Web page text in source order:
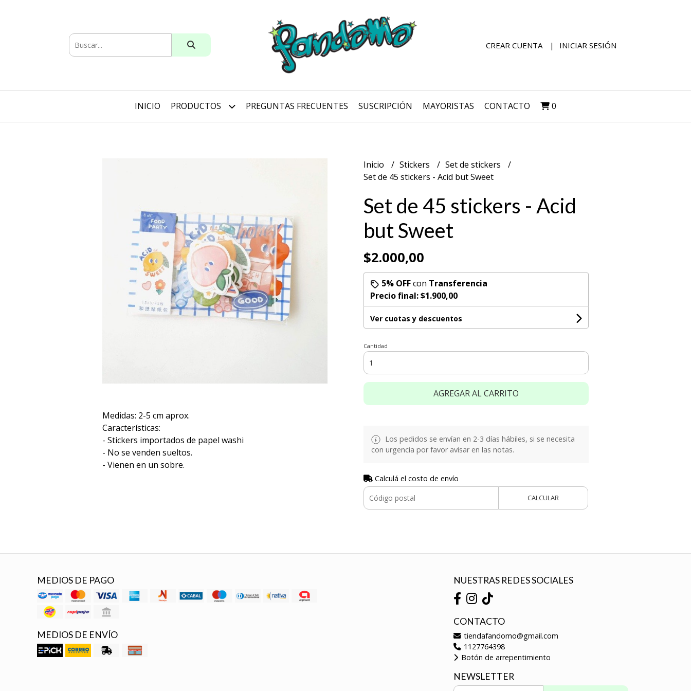
CREAR CUENTA INICIAR SESIÓN
INICIO PRODUCTOS PREGUNTAS FRECUENTES SUSCRIPCIÓN MAYORISTAS CONTACTO 0
Medidas: 2-5 cm aprox.
Características:
- Stickers importados de papel washi
- No se venden sueltos.
- Vienen en un sobre.
Inicio Stickers
Set de stickers
Set de 45 stickers - Acid but Sweet
Set de 45 stickers - Acid
but Sweet
$2.000,00
5% OFFcon Transferencia
Precio final:$1.900,00
Ver cuotas y descuentos
Cantidad
AGREGAR AL CARRITO
Los pedidos se envían en 2-3 días hábiles, si se necesita
con urgencia por favor avisar en las notas.
Calculá el costo de envío
CALCULAR
MEDIOS DE PAGO
MEDIOS DE ENVÍO
NUESTRAS REDES SOCIALES
CONTACTO
tiendafandomo@gmail.com
1127764398
Botón de arrepentimiento
NEWSLETTER